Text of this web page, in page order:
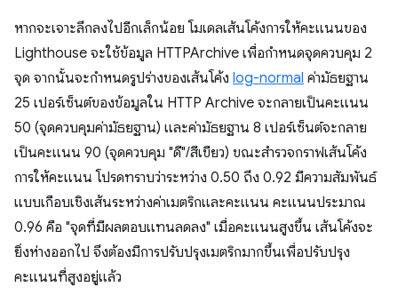
หากจะเจาะลึกลงไปอีกเล็กน้อย โมเดลเส้นโค้งการให้คะแนนของ
Lighthouse จะใช้ข้อมูล HTTPArchive เพื่อกำหนดจุดควบคุม 2
จุด จากนั้นจะกำหนดรูปร่างของเส้นโค้ง log-normal ค่ามัธยฐาน
25 เปอร์เซ็นต์ของข้อมูลใน HTTP Archive จะกลายเป็นคะแนน
50 (จุดควบคุมค่ามัธยฐาน) และค่ามัธยฐาน 8 เปอร์เซ็นต์จะกลาย
เป็นคะแนน 90 (จุดควบคุม "ดี"/สีเขียว) ขณะสำรวจกราฟเส้นโค้ง
การให้คะแนน โปรดทราบว่าระหว่าง 0.50 ถึง 0.92 มีความสัมพันธ์
แบบเกือบเชิงเส้นระหว่างค่าเมตริกและคะแนน คะแนนประมาณ
0.96 คือ "จุดที่มีผลตอบแทนลดลง" เมื่อคะแนนสูงขึ้น เส้นโค้งจะ
ยิ่งห่างออกไป จึงต้องมีการปรับปรุงเมตริกมากขึ้นเพื่อปรับปรุง
คะแนนที่สูงอยู่แล้ว